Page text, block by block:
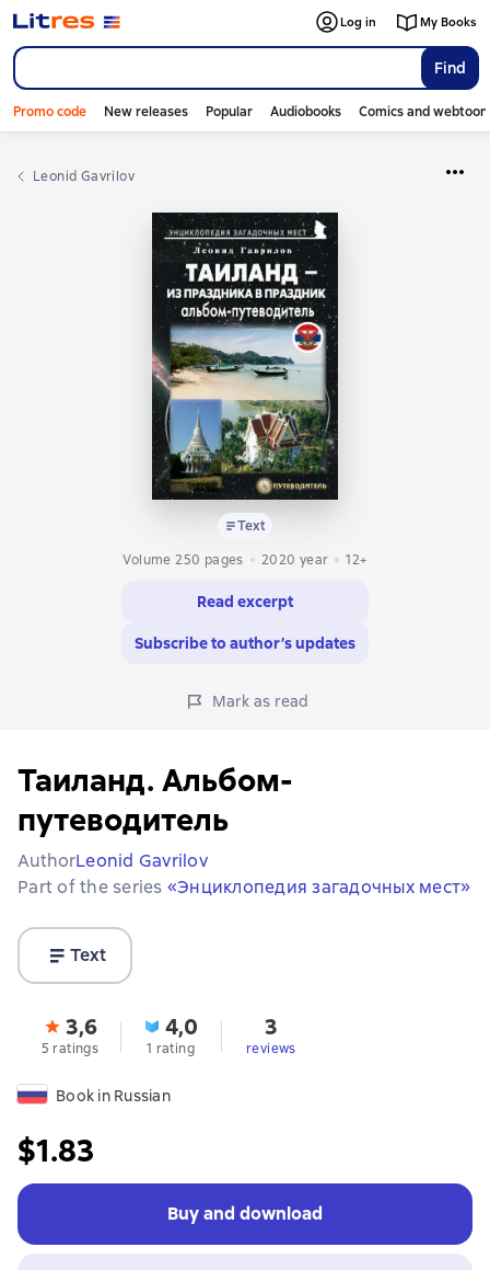
Find
Log in My Books
Promo code New releases Popular Audiobooks Comics and
Leonid Gavrilov
Text
Volume 250 pages
2020 year 12+
Read excerpt
Subscribe to author’s updates
Mark as read
Таиланд. Альбом-
путеводитель
AuthorLeonid Gavrilov
Part of the series «Энциклопедия загадочных мест»
Text
3,6
5 ratings
4,0
1 rating
3
reviews
Book in Russian
$1.83
Buy and download